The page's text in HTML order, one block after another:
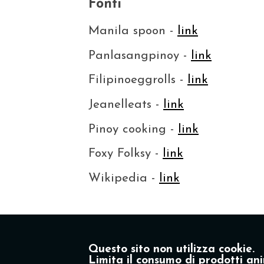
Fonti
Manila spoon -
link
Panlasangpinoy -
link
Filipinoeggrolls - link
Jeanelleats -
link
Pinoy cooking -
link
Foxy Folksy - link
Wikipedia -
link
Questo sito non utilizza cookie.
Limita il consumo di prodotti